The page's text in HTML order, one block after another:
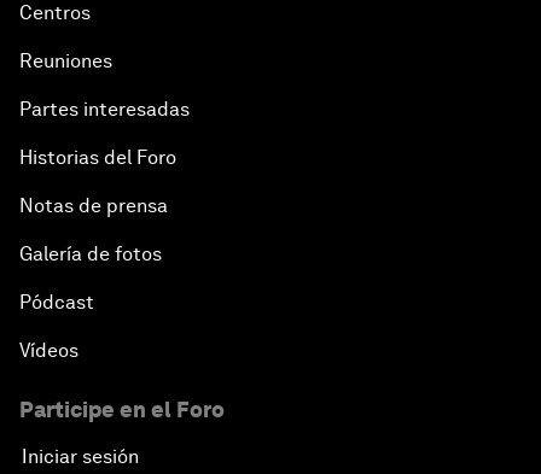
Centros
Reuniones
Partes interesadas
Historias del Foro
Notas de prensa
Galería de fotos
Pódcast
Vídeos
Participe en el Foro
Iniciar sesión